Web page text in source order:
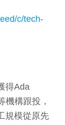
c/tech-
得Ada
機構跟投，
規模從原先